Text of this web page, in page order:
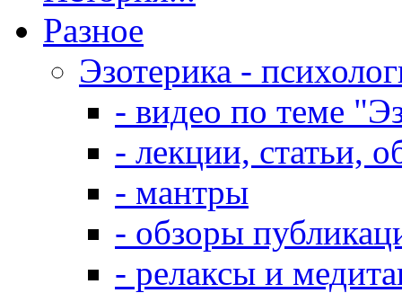
Разное
Эзотерика -
- видео по теме
- лекции, статьи,
- мантры
- обзоры
- релаксы и